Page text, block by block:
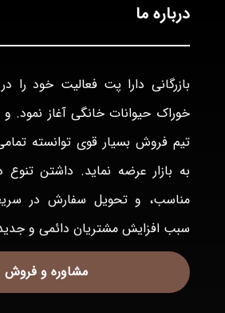
درباره ما
بازرگانی دارا پت فعاليت خود را
خوراک حيوانات خانگی آغاز نمود. و
تيم فروش بسيار قوی توانسته
به بازار عرضه نمايد. داشتن
مناسب، و تحويل سفارش در
سبب افزايش مشتريان دائمی و
مشاوره و فروش